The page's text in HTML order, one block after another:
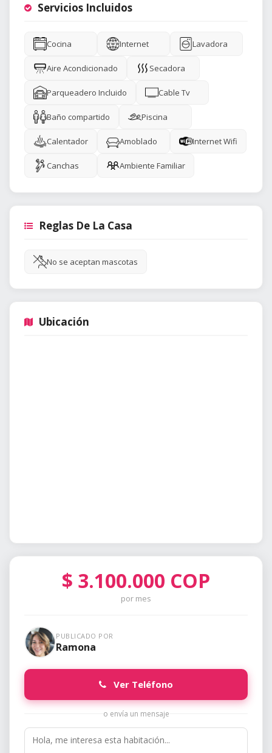
Servicios Incluidos
Cocina Internet Lavadora
Aire Acondicionado Secadora
Parqueadero Incluido Cable Tv
Baño compartido Piscina
Calentador Amoblado Internet Wifi
Canchas Ambiente Familiar
Reglas De La Casa
No se aceptan mascotas
Ubicación
$ 3.100.000 COP
por mes
PUBLICADO POR
Ramona
Ver Teléfono
o envía un mensaje